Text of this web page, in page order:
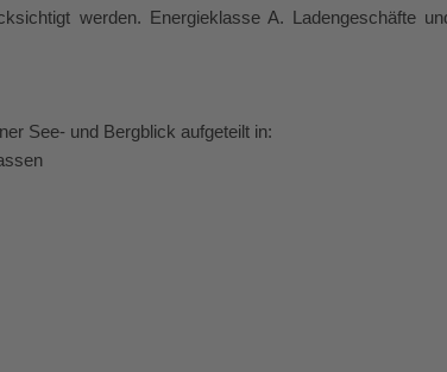
werden. Energieklasse A. Ladengeschäfte
See- und Bergblick aufgeteilt in: